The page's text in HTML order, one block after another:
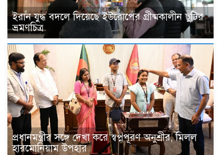
ইরান যুদ্ধ বদলে দিয়েছে ইউরোপের গ্রীষ্মকালীন ছুটির
ভ্রমণচিত্র
প্রধানমন্ত্রীর সঙ্গে দেখা করে স্বপ্নপূরণ অনুশ্রীর, মিলল
হারমোনিয়াম উপহার